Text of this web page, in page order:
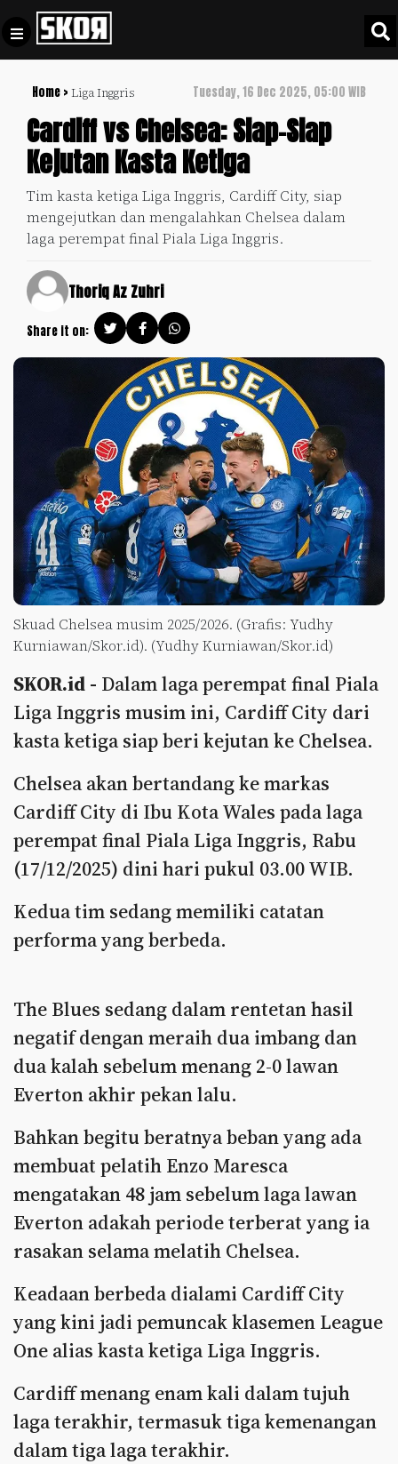
Home > Liga Inggris Tuesday, 16 Dec 2025, 05:00 WIB
Cardiff vs Chelsea: Siap-Siap
Kejutan Kasta Ketiga
Tim kasta ketiga Liga Inggris, Cardiff City, siap
mengejutkan dan mengalahkan Chelsea dalam
laga perempat final Piala Liga Inggris.
Thoriq Az Zuhri
Share it on:
Skuad Chelsea musim 2025/2026. (Grafis: Yudhy
Kurniawan/Skor.id). (Yudhy Kurniawan/Skor.id)
SKOR.id - Dalam laga perempat final Piala
Liga Inggris musim ini, Cardiff City dari
kasta ketiga siap beri kejutan ke Chelsea.
Chelsea akan bertandang ke markas
Cardiff City di Ibu Kota Wales pada laga
perempat final Piala Liga Inggris, Rabu
(17/12/2025) dini hari pukul 03.00 WIB.
Kedua tim sedang memiliki catatan
performa yang berbeda.
The Blues sedang dalam rentetan hasil
negatif dengan meraih dua imbang dan
dua kalah sebelum menang 2-0 lawan
Everton akhir pekan lalu.
Bahkan begitu beratnya beban yang ada
membuat pelatih Enzo Maresca
mengatakan 48 jam sebelum laga lawan
Everton adakah periode terberat yang ia
rasakan selama melatih Chelsea.
Keadaan berbeda dialami Cardiff City
yang kini jadi pemuncak klasemen League
One alias kasta ketiga Liga Inggris.
Cardiff menang enam kali dalam tujuh
laga terakhir, termasuk tiga kemenangan
dalam tiga laga terakhir.
Football +
Culture +
Sports
Update
+
Timnas
Indonesia
SKOR
SPECIAL
Policy
Pedoman
Pemberitaan
Media
Siber
Tentang